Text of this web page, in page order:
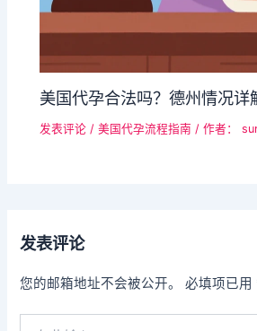
美国代孕合法吗？德州情况详
发表评论 /美国代孕流程指南 / 作者：
发表评论
您的邮箱地址不会被公开。 必填项已用